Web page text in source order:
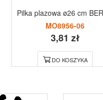
Pilka plazowa ø26 cm
MO8956-06
3,81 zł
DO KOSZYKA